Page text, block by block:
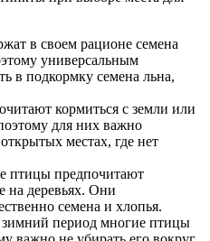
в своем рационе семена
универсальным
в подкормку семена льна,
кормиться с земли или
для них важно
местах, где нет
птицы предпочитают
на деревьях. Они
семена и хлопья.
период многие птицы